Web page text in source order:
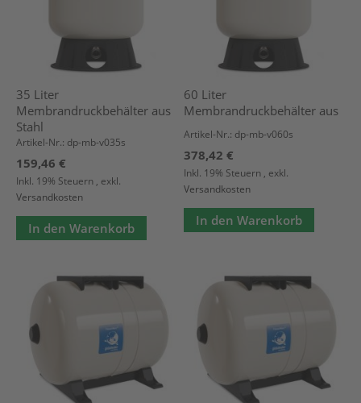
35 Liter
Membrandruckbehälter aus
Stahl
Artikel-Nr.: dp-mb-v035s
159,46 €
Inkl. 19% Steuern , exkl.
Versandkosten
In den Warenkorb
60 Liter
Membrandruckbehälter aus
Artikel-Nr.: dp-mb-v060s
378,42 €
Inkl. 19% Steuern , exkl.
Versandkosten
In den Warenkorb